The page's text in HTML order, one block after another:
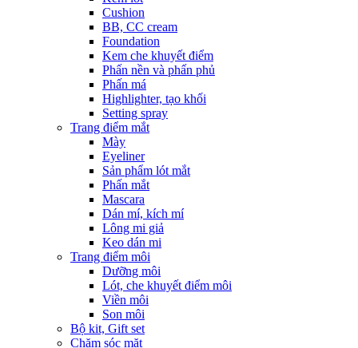
Cushion
BB, CC cream
Foundation
Kem che khuyết điểm
Phấn nền và phấn phủ
Phấn má
Highlighter, tạo khối
Setting spray
Trang điểm mắt
Mày
Eyeliner
Sản phẩm lót mắt
Phấn mắt
Mascara
Dán mí, kích mí
Lông mi giả
Keo dán mi
Trang điểm môi
Dưỡng môi
Lót, che khuyết điểm môi
Viền môi
Son môi
Bộ kit, Gift set
Chăm sóc mặt